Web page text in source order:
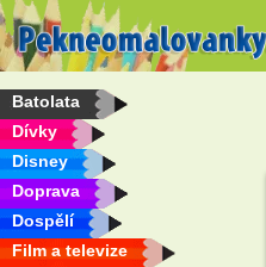
Batolata
Dívky
Disney
Doprava
Dospělí
Film a televize